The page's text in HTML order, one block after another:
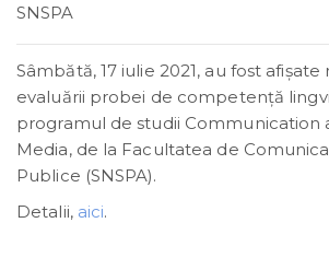
SNSPA
Sâmbătă, 17 iulie 2021, au fost
evaluării probei de competență
programul de studii Communication
Media, de la Facultatea de
Publice (SNSPA).
Detalii, aici.